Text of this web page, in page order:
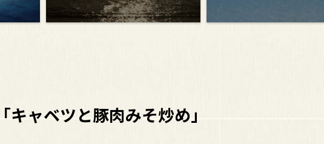
ャベツと豚肉みそ炒め」